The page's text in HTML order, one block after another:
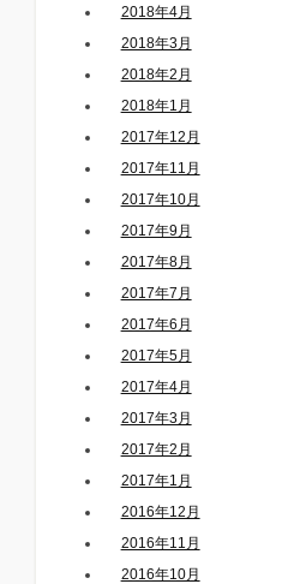
2018年4月
2018年3月
2018年2月
2018年1月
2017年12月
2017年11月
2017年10月
2017年9月
2017年8月
2017年7月
2017年6月
2017年5月
2017年4月
2017年3月
2017年2月
2017年1月
2016年12月
2016年11月
2016年10月